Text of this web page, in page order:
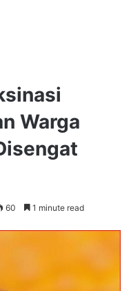
Warga
60 1 minute read